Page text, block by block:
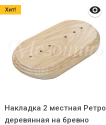
Накладка 2 местная Ретро
деревянная на бревно
Хит!